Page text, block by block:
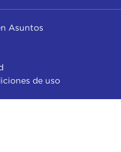
Asuntos
de uso